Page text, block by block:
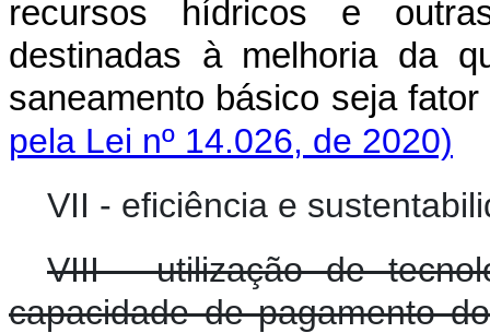
recursos hídricos e
destinadas à melhoria da
saneamento básico seja
pela Lei nº 14.026, de 2020)
VII - eficiência e
VIII - utilização de
capacidade de pagamento